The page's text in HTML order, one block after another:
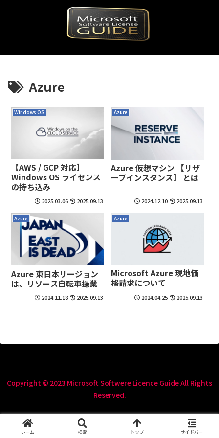
Azure
Windows OS
【AWS / GCP 対応】
Windows OS ライセンス
の持ち込み
2025.03.06 2025.09.13
Azure
Azure 仮想マシン 【リザ
ーブインスタンス】 とは
2024.12.10 2025.09.13
Azure
Azure 東日本リージョン
は、リソース自転車操業
2024.11.18 2025.09.13
Azure
Microsoft Azure 現地価
格請求について
2024.04.25 2025.09.13
Copyright © 2023 Microsoft Softwere Licence Guide All Rights
Reserved.
ホーム 検索 トップ サイドバー